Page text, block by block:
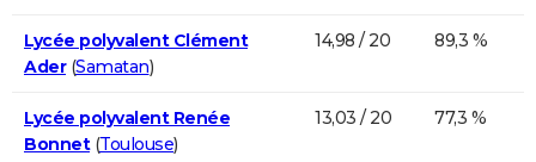
Lycée polyvalent Clément
Ader(Samatan)
14,98 / 20 89,3 %
Lycée polyvalent Renée
Bonnet(Toulouse)
13,03 / 20 77,3 %